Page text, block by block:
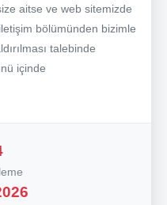
aitse ve web sitemizde
bölümünden bizimle
talebinde
içinde